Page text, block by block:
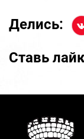
Делись:
Ставь